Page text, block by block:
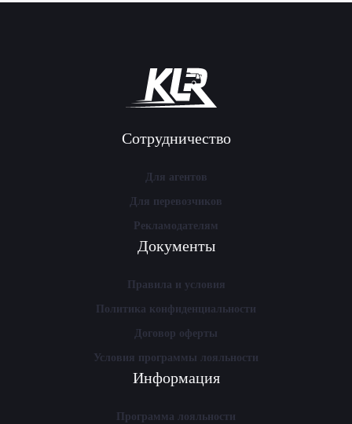
Сотрудничество
Для агентов
Для перевозчиков
Рекламодателям
Документы
Правила и условия
Политика конфиденциальности
Договор оферты
Условия программы лояльности
Информация
Программа лояльности